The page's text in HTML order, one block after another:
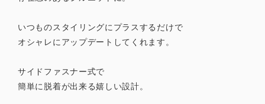
いつものスタイリングにプラスするだけで
オシャレにアップデートしてくれます。
サイドファスナー式で
簡単に脱着が出来る嬉しい設計。